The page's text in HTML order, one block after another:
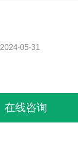
2024-05-31
在线咨询